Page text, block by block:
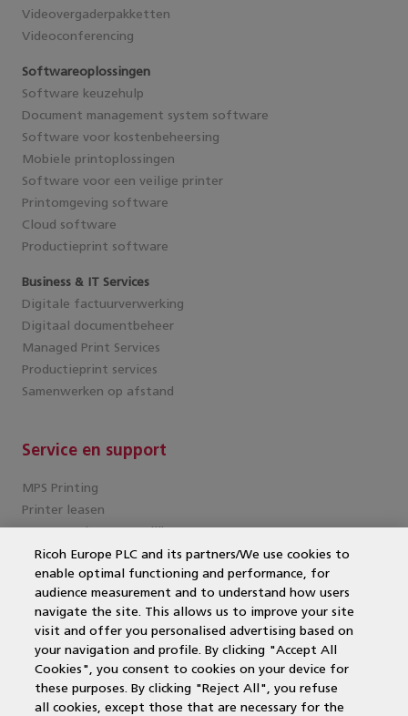
Videovergaderpakketten
Videoconferencing
Softwareoplossingen
Software keuzehulp
Document management system software
Software voor kostenbeheersing
Mobiele printoplossingen
Software voor een veilige printer
Printomgeving software
Cloud software
Productieprint software
Business & IT Services
Digitale factuurverwerking
Digitaal documentbeheer
Managed Print Services
Productieprint services
Samenwerken op afstand
Service en support
MPS Printing
Printer leasen
Kantoorprinter vergelijken
Kopieermachines
MPS offerte aanvragen
MFP
DocuWare
Duurzame printers
Wat is een multifunctional?
Laserprinter
Ricoh Europe PLC and its partners/We use cookies to
enable optimal functioning and performance, for
audience measurement and to understand how users
navigate the site. This allows us to improve your site
visit and offer you personalised advertising based on
your navigation and profile. By clicking "Accept All
Cookies", you consent to cookies on your device for
these purposes. By clicking "Reject All", you refuse
all cookies, except those that are necessary for the